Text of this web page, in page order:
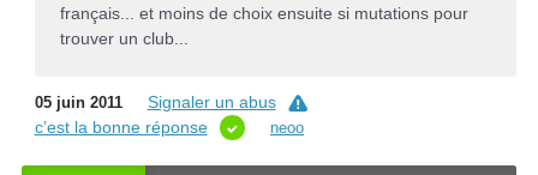
français... et moins de choix ensuite si mutations pour
trouver un club...
05 juin 2011
Signaler un abus
c’est la bonne réponse
neoo